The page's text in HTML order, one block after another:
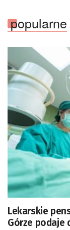
popularne
Lekarskie
Górze podaje